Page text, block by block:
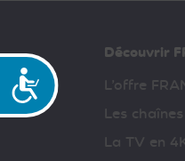
Accessibilité
Découvrir
L’offre
Les
La TV en